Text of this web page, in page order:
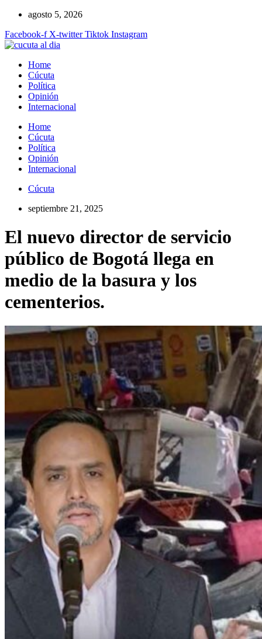
contenido
agosto 5, 2026
Facebook-f X-twitter Tiktok Instagram
Home
Cúcuta
Política
Opinión
Internacional
Home
Cúcuta
Política
Opinión
Internacional
Cúcuta
septiembre 21, 2025
El nuevo director de servicio
público de Bogotá llega en
medio de la basura y los
cementerios.